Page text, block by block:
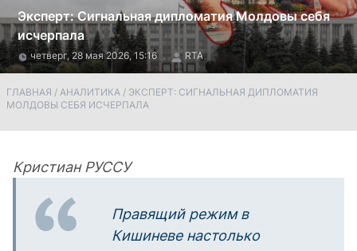
Эксперт: Сигнальная дипломатия Молдовы себя
исчерпала
четверг, 28 мая 2026, 15:16 RTA
ГЛАВНАЯ / АНАЛИТИКА / ЭКСПЕРТ: СИГНАЛЬНАЯ ДИПЛОМАТИЯ
МОЛДОВЫ СЕБЯ ИСЧЕРПАЛА
Кристиан РУССУ
Правящий режим в
Кишиневе настолько